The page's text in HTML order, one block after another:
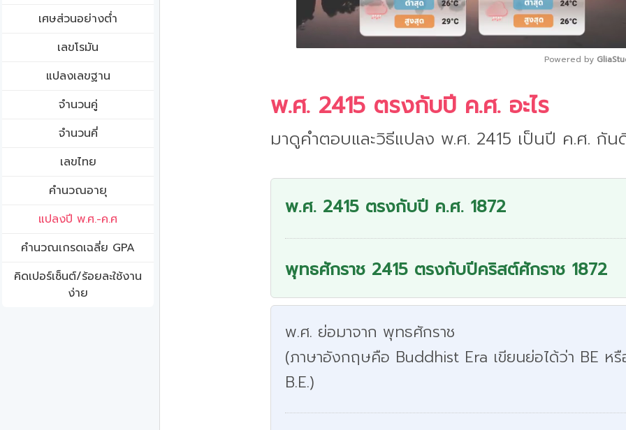
เศษส่วนอย่างต่ำ
เลขโรมัน
แปลงเลขฐาน
จำนวนคู่
จำนวนคี่
เลขไทย
คำนวณอายุ
แปลงปี พ.ศ.-ค.ศ
คํานวณเกรดเฉลี่ย GPA
คิดเปอร์เซ็นต์/ร้อยละใช้งาน
ง่าย
Powered by
พ.ศ. 2415 ตรงกับปี ค.ศ. อะไร
มาดูคำตอบและวิธีแปลง พ.ศ. 2415 เป็นปี ค.ศ. กัน
พ.ศ. 2415 ตรงกับปี ค.ศ. 1872
พุทธศักราช 2415 ตรงกับปีคริสต์ศักราช 1872
พ.ศ. ย่อมาจาก พุทธศักราช
(ภาษาอังกฤษคือ Buddhist Era เขียนย่อได้ว่า BE ห
B.E.)